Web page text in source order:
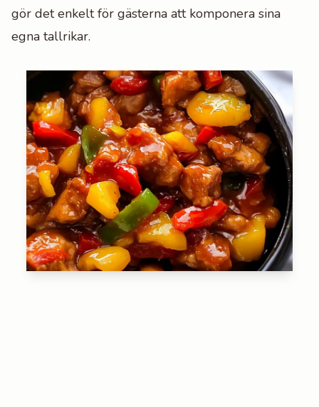
gör det enkelt för gästerna att komponera sina
egna tallrikar.